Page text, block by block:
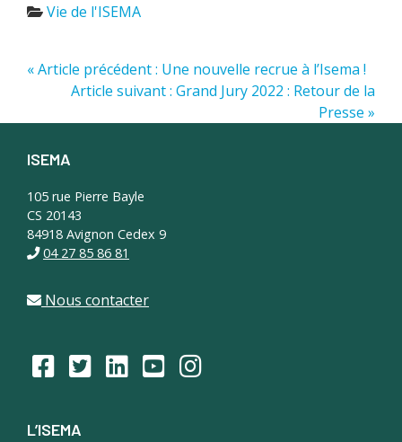
Vie de l'ISEMA
« Article précédent : Une nouvelle recrue à l’Isema !
Article suivant : Grand Jury 2022 : Retour de la
Presse »
Footer
ISEMA
105 rue Pierre Bayle
CS 20143
84918 Avignon Cedex 9
04 27 85 86 81
Nous contacter
L’ISEMA